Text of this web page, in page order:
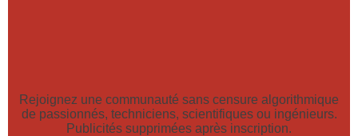
Rejoignez une communauté sans censure algorithmique
de passionnés, techniciens, scientifiques ou ingénieurs.
Publicités supprimées après inscription.